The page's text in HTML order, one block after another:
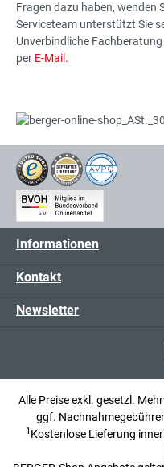
Fragen dazu haben, wenden
Serviceteam unterstützt Sie
Unverbindliche
per E-Mail .
Informationen
Kontakt
Newsletter
Alle Preise exkl. gesetzl.
ggf.
1 Kostenlose Lieferung